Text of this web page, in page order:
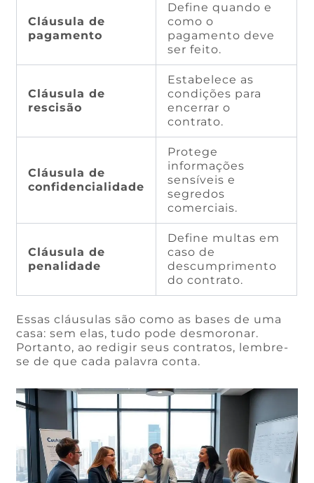
Cláusula de
pagamento
Define quando e
como o
pagamento deve
ser feito.
Cláusula de
rescisão
Estabelece as
condições para
encerrar o
contrato.
Cláusula de
confidencialidade
Protege
informações
sensíveis e
segredos
comerciais.
Cláusula de
penalidade
Define multas em
caso de
descumprimento
do contrato.
Essas cláusulas são como as bases de uma
casa: sem elas, tudo pode desmoronar.
Portanto, ao redigir seus contratos, lembre-
se de que cada palavra conta.